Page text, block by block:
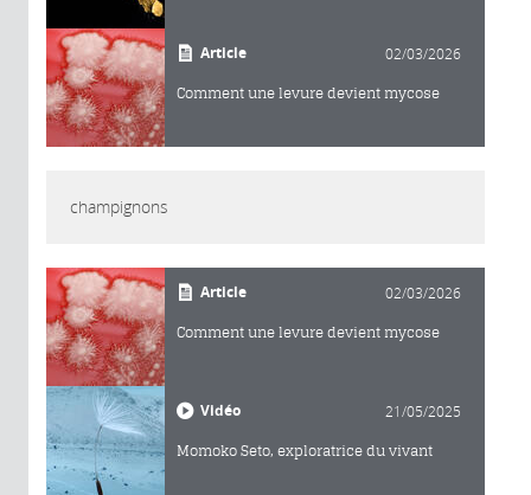
Article 02/03/2026
Comment une levure devient mycose
champignons
Article 02/03/2026
Comment une levure devient mycose
Vidéo 21/05/2025
Momoko Seto, exploratrice du vivant